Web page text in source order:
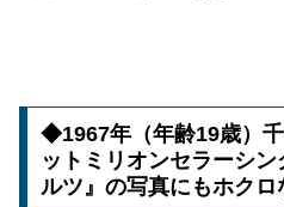
◆1967年（年齢19歳）
ットミリオンセラーシ
ルツ』の写真にもホクロ